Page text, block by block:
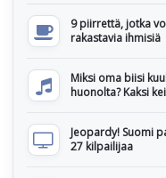
9 piirrettä, jotka
rakastavia ihmisiä
Miksi oma biisi
huonolta? Kaksi
Jeopardy! Suomi
27 kilpailijaa